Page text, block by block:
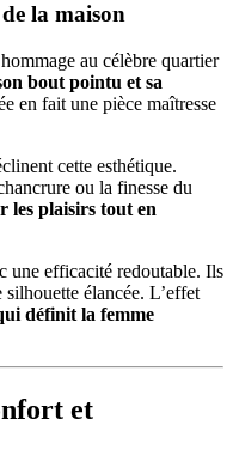
la maison
au célèbre quartier
bout pointu et sa
en fait une pièce maîtresse
cette esthétique.
ou la finesse du
les plaisirs tout en
une efficacité redoutable. Ils
élancée. L’effet
définit la femme
et